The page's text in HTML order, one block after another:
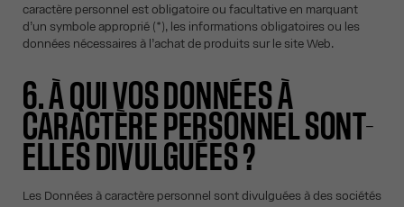
caractère personnel est obligatoire ou facultative en marquant
d’un symbole approprié (*), les informations obligatoires ou les
données nécessaires à l’achat de produits sur le site Web.
6. À QUI VOS DONNÉES À
CARACTÈRE PERSONNEL SONT-
ELLES DIVULGUÉES ?
Les Données à caractère personnel sont divulguées à des sociétés